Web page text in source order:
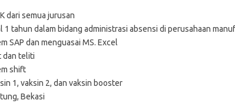
dari semua jurusan
1 tahun dalam bidang administrasi absensi di perusahaan
SAP dan menguasai MS. Excel
dan teliti
shift
1, vaksin 2, dan vaksin booster
Bekasi